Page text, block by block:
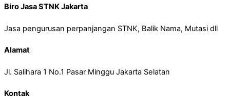
Biro Jasa STNK Jakarta
Jasa pengurusan perpanjangan STNK, Balik Nama, Mutasi dll
Alamat
Jl. Salihara 1 No.1 Pasar Minggu Jakarta Selatan
Kontak